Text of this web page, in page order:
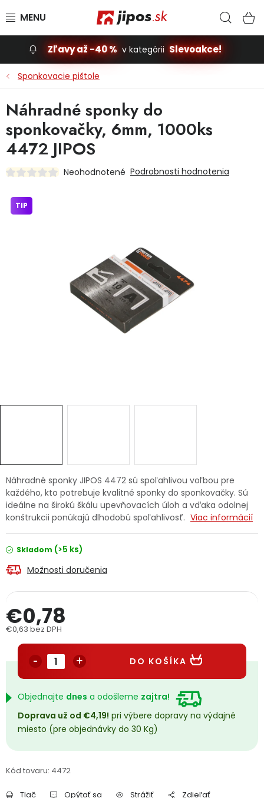
Slevoakce
Stavba, dom
Dielňa
Záhrada
Príslušenstvo pre automobily
Ochranné pracovné pomôcky
Doprava a platba Váš zákaznícky účet
Kontakty
Reklamačný formulár
Obchodné podmienky
Podmienky ochrany osobných údajov
Registrace
Zľavy až -40 % v kategórii Slevoakce!
Sponkovacie pištole
Náhradné sponky JIPOS 4472 sú spoľahlivou voľbou pre
každého, kto potrebuje kvalitné sponky do sponkovačky. Sú
ideálne na širokú škálu upevňovacích úloh a vďaka odolnej
konštrukcii ponúkajú dlhodobú spoľahlivosť. Viac informácií
Skladom (>5 ks)
Možnosti doručenia
€0,78
€0,63 bez DPH
DO KOŠÍKA
Objednajte dnes a odošleme zajtra!
Doprava už od €4,19! pri výbere dopravy na výdajné
miesto (pre objednávky do 30 Kg)
Kód tovaru: 4472
Tlač Opýtať sa Strážiť Zdieľať
Náhradné sponky do
sponkovačky, 6mm, 1000ks
4472 JIPOS
Neohodnotené Podrobnosti hodnotenia
TIP